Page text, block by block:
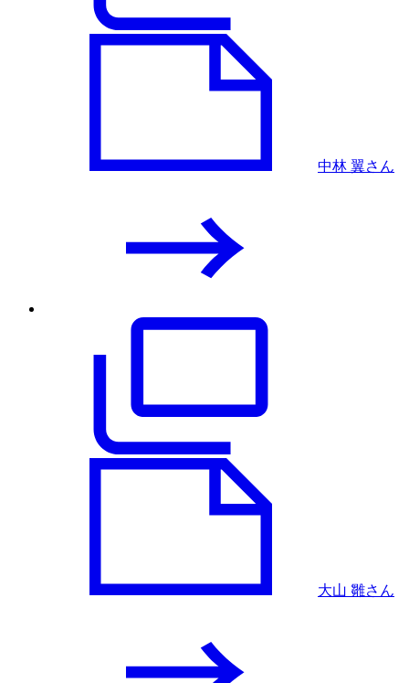
中林 翼さん
大山 雛さん